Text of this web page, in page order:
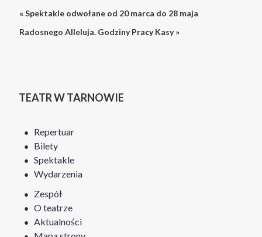
« Spektakle odwołane od 20 marca do 28 maja
Radosnego Alleluja. Godziny Pracy Kasy »
TEATR W TARNOWIE
Repertuar
Bilety
Spektakle
Wydarzenia
Zespół
O teatrze
Aktualności